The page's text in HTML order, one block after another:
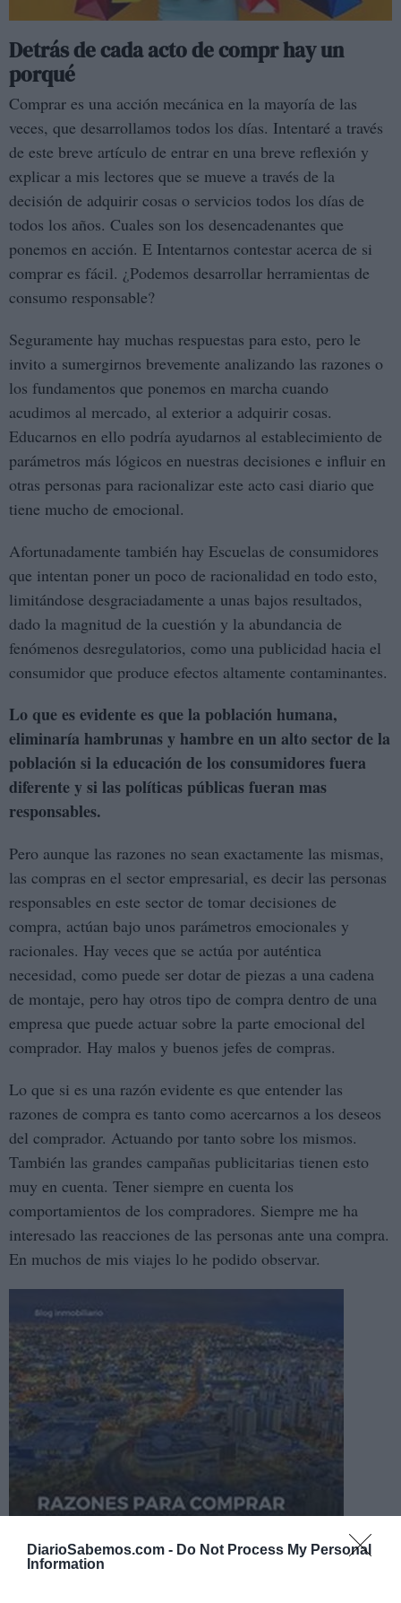
DiarioSabemos.com - Do Not Process My Personal
Information
Detrás de cada acto de compr hay un
porqué
Comprar es una acción mecánica en la mayoría de las
veces, que desarrollamos todos los días. Intentaré a través
de este breve artículo de entrar en una breve reflexión y
explicar a mis lectores que se mueve a través de la
decisión de adquirir cosas o servicios todos los días de
todos los años. Cuales son los desencadenantes que
ponemos en acción. E Intentarnos contestar acerca de si
comprar es fácil. ¿Podemos desarrollar herramientas de
consumo responsable?
Seguramente hay muchas respuestas para esto, pero le
invito a sumergirnos brevemente analizando las razones o
los fundamentos que ponemos en marcha cuando
acudimos al mercado, al exterior a adquirir cosas.
Educarnos en ello podría ayudarnos al establecimiento de
parámetros más lógicos en nuestras decisiones e influir en
otras personas para racionalizar este acto casi diario que
tiene mucho de emocional.
Afortunadamente también hay Escuelas de consumidores
que intentan poner un poco de racionalidad en todo esto,
limitándose desgraciadamente a unas bajos resultados,
dado la magnitud de la cuestión y la abundancia de
fenómenos desregulatorios, como una publicidad hacia el
consumidor que produce efectos altamente contaminantes.
Lo que es evidente es que la población humana,
eliminaría hambrunas y hambre en un alto sector de la
población si la educación de los consumidores fuera
diferente y si las políticas públicas fueran mas
responsables.
Pero aunque las razones no sean exactamente las mismas,
las compras en el sector empresarial, es decir las personas
responsables en este sector de tomar decisiones de
compra, actúan bajo unos parámetros emocionales y
racionales. Hay veces que se actúa por auténtica
necesidad, como puede ser dotar de piezas a una cadena
de montaje, pero hay otros tipo de compra dentro de una
empresa que puede actuar sobre la parte emocional del
comprador. Hay malos y buenos jefes de compras.
Lo que si es una razón evidente es que entender las
razones de compra es tanto como acercarnos a los deseos
del comprador. Actuando por tanto sobre los mismos.
También las grandes campañas publicitarias tienen esto
muy en cuenta. Tener siempre en cuenta los
comportamientos de los compradores. Siempre me ha
interesado las reacciones de las personas ante una compra.
En muchos de mis viajes lo he podido observar.